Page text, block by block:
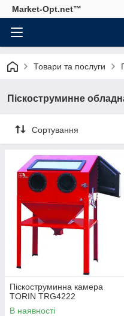
Market-Opt.net™
Товари та послуги
Піскоструминне
Сортування
Піскоструминна камера
TORIN TRG4222
В наявності